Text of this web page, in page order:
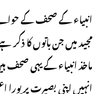
انبیاء کے صحف کے
مجید میں جن باتوں کا
ماخذ انبیاء کے یہی صحف
انہیں اپنی بصیرت پر